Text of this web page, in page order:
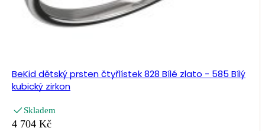
BeKid dětský prsten čtyřlístek 828 Bílé zlato - 585 Bílý
kubický zirkon
Skladem
4 704 Kč